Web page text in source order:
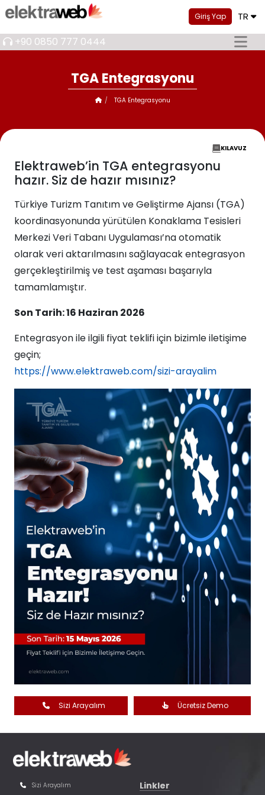
Giriş Yap TR
+90 0850 777 0444
TGA Entegrasyonu
TGA Entegrasyonu
KILAVUZ
Elektraweb’in TGA entegrasyonu
hazır. Siz de hazır mısınız?
Türkiye Turizm Tanıtım ve Geliştirme Ajansı (TGA)
koordinasyonunda yürütülen Konaklama Tesisleri
Merkezi Veri Tabanı Uygulaması’na otomatik
olarak veri aktarılmasını sağlayacak entegrasyon
gerçekleştirilmiş ve test aşaması başarıyla
tamamlamıştır.
Son Tarih: 16 Haziran 2026
Entegrasyon ile ilgili fiyat teklifi için bizimle iletişime
geçin;
https://www.elektraweb.com/sizi-arayalim
Sizi Arayalım Ücretsiz Demo
Sizi Arayalım Linkler